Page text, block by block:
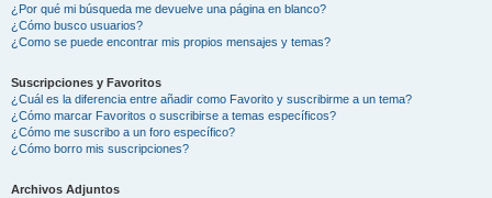
¿Por qué mi búsqueda me devuelve una página en blanco?
¿Cómo busco usuarios?
¿Como se puede encontrar mis propios mensajes y temas?
Suscripciones y Favoritos
¿Cuál es la diferencia entre añadir como Favorito y suscribirme a un tema?
¿Cómo marcar Favoritos o suscribirse a temas específicos?
¿Cómo me suscribo a un foro específico?
¿Cómo borro mis suscripciones?
Archivos Adjuntos